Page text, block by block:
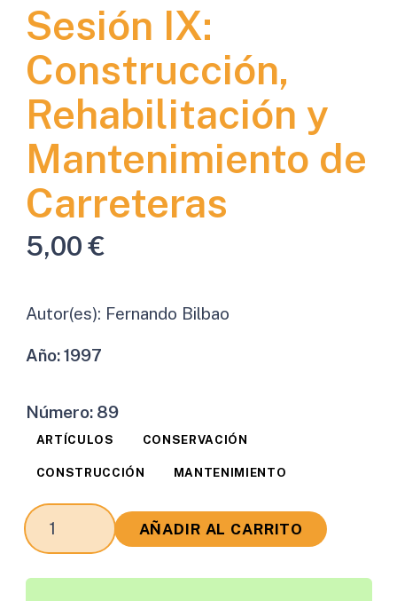
Sesión IX:
Construcción,
Rehabilitación y
Mantenimiento de
Carreteras
5,00€
Autor(es): Fernando Bilbao
Año:1997
Número: 89
ARTÍCULOS CONSERVACIÓN
CONSTRUCCIÓN MANTENIMIENTO
Sesión
IX:
AÑADIR AL CARRITO